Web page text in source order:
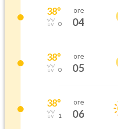
38°
0
ore
04
38°
0
ore
05
38°
1
ore
06